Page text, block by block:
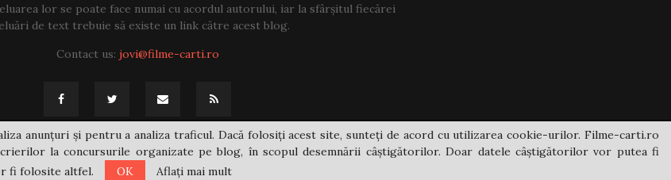
lor se poate face numai cu acordul autorului, iar la sfârșitul fiecărei
de text trebuie să existe un link către acest blog.
Contact us: jovi@filme-carti.ro
@2021 - filme-carti.ro
anunțuri și pentru a analiza traficul. Dacă folosiți acest site, sunteți de acord cu utilizarea cookie-urilor. Filme-carti.ro
la concursurile organizate pe blog, în scopul desemnării câștigătorilor. Doar datele câștigătorilor vor putea fi
fi folosite altfel.
OK Aflați mai mult